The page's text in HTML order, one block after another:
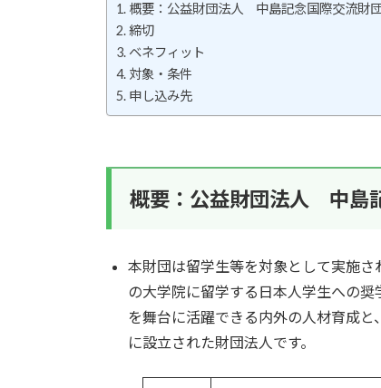
概要：公益財団法人 中島記念国際交流財
締切
ベネフィット
対象・条件
申し込み先
概要 ：公益財団法人 中島
本財団は留学生等を対象として実施
の大学院に留学する日本人学生への
を舞台に活躍できる内外の人材育成
に設立された財団法人です。